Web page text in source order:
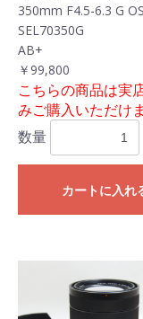
350mm F4.5-6.3 G
SEL70350G
AB+
￥99,800
こちらの商品は実
みご購入いただけま
数量
カートに入れ